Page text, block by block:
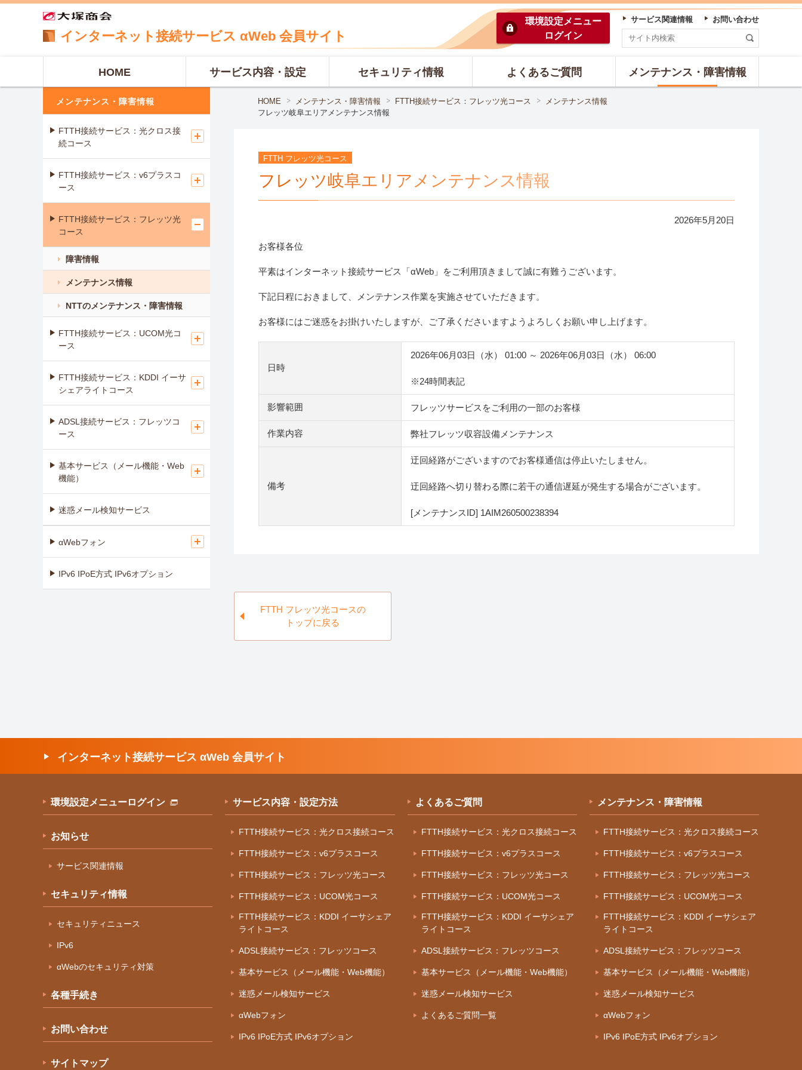
インターネット 接続サービス αWeb 会員サイト
環境設定 メニュー
ログイン
HOME サービス内容・設定 セキュリティ情報 よくあるご質問 メンテナンス・障害情報
サービス関連情報 お問い合わせ
HOME メンテナンス・障害情報 FTTH接続サービス：フレッツ光コース
メンテナンス情報
フレッツ岐阜エリアメンテナンス情報
FTTH フレッツ光コース
フレッツ岐阜エリアメンテナンス情報
2026年5月 20日
お客様各位
平素はインターネット接続サービス「αWeb」をご利用頂きまして誠に有難うございます。
下記日程におきまして、メンテナンス作業を実施させていただきます。
お客様にはご迷惑をお掛けいたしますが、ご了承くださいますようよろしくお願い申し上げます。
日時
2026年06月03日（水） 01:00 ～ 2026年06月03日（水） 06:00
※24時間表記
影響範囲 フレッツサービスをご利用の一部のお客様
作業内容 弊社フレッツ収容設備メンテナンス
備考
迂回経路がございますのでお客様通信は停止いたしません。
迂回経路へ切り替わる際に若干の通信遅延が発生する場合がございます。
[メンテナンスID] 1AIM260500238394
FTTH フレッツ光コースの
トップに戻る
メンテナンス・障害情報
FTTH接続サービス：光クロス接
続コース
FTTH接続サービス：v6プラスコ
ース
FTTH接続サービス：フレッツ光
コース
障害情報
メンテナンス情報
NTTのメンテナンス・障害情報
FTTH接続サービス：UCOM光コ
ース
FTTH接続サービス：KDDI イーサ
シェアライトコース
ADSL接続サービス：フレッツコ
ース
基本サービス（メール機能・Web
機能）
迷惑メール検知サービス
αWebフォン
IPv6 IPoE方式 IPv6オプション
インターネット接続サービス αWeb 会員サイト
環境設定メニューログイン
お知らせ
サービス関連情報
セキュリティ情報
セキュリティニュース
IPv6
αWebのセキュリティ対策
各種手続き
お問い合わせ
サイトマップ
サービス内容・設定方法
FTTH接続サービス：光クロス接続コース
FTTH接続サービス：v6プラスコース
FTTH接続サービス：フレッツ光コース
FTTH接続サービス：UCOM光コース
FTTH接続サービス：KDDI イーサシェア
ライトコース
ADSL接続サービス：フレッツコース
基本サービス（メール機能・Web機能）
迷惑メール検知サービス
αWebフォン
IPv6 IPoE方式 IPv6オプション
よくあるご質問
FTTH接続サービス：光クロス接続コース
FTTH接続サービス：v6プラスコース
FTTH接続サービス：フレッツ光コース
FTTH接続サービス：UCOM光コース
FTTH接続サービス：KDDI イーサシェア
ライトコース
ADSL接続サービス：フレッツコース
基本サービス（メール機能・Web機能）
迷惑メール検知サービス
よくあるご質問一覧
メンテナンス・障害情報
FTTH接続サービス：光クロス接続コース
FTTH接続サービス：v6プラスコース
FTTH接続サービス：フレッツ光コース
FTTH接続サービス：UCOM光コース
FTTH接続サービス：KDDI イーサシェア
ライトコース
ADSL接続サービス：フレッツコース
基本サービス（メール機能・Web機能）
迷惑メール検知サービス
αWebフォン
IPv6 IPoE方式 IPv6オプション